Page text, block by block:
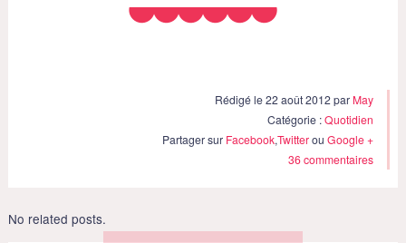
Rédigé le 22 août 2012 par May
Catégorie :Quotidien
Partager sur Facebook,TwitterouGoogle +
36 commentaires
No related posts.